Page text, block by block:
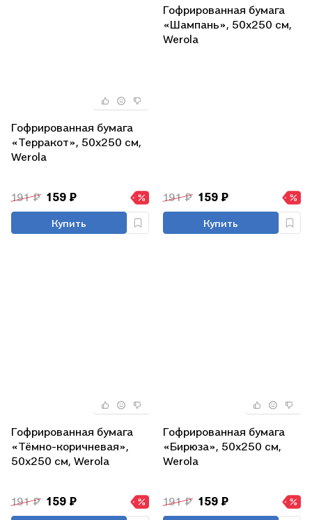
Гофрированная бумага
«Терракот», 50х250 см,
Werola
191 ₽ 159 ₽
Купить
Гофрированная бумага
«Шампань», 50х250 см,
Werola
191 ₽ 159 ₽
Купить
Гофрированная бумага
«Тёмно-коричневая»,
50х250 см, Werola
191 ₽ 159 ₽
Гофрированная бумага
«Бирюза», 50х250 см,
Werola
191 ₽ 159 ₽